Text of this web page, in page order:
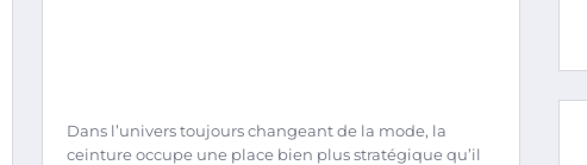
Dans l’univers toujours changeant de la mode, la
ceinture occupe une place bien plus stratégique qu’il